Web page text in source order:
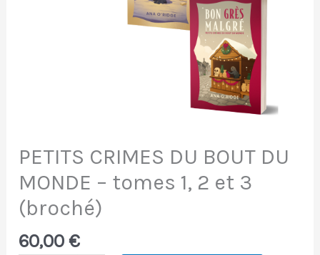
PETITS CRIMES DU BOUT DU
MONDE – tomes 1, 2 et 3
(broché)
60,00€